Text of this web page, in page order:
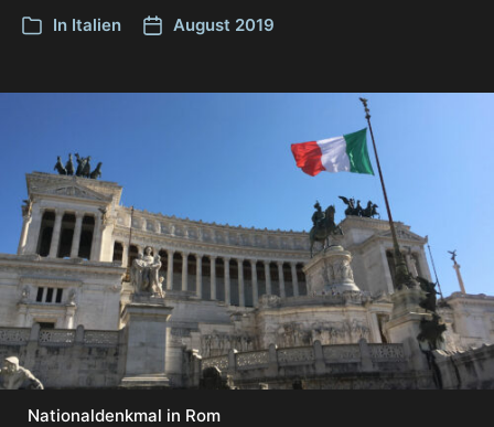
In Italien August 2019
Nationaldenkmal in Rom